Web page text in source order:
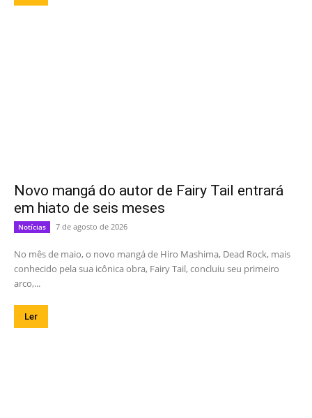
Novo mangá do autor de Fairy Tail entrará
em hiato de seis meses
Notícias 7 de agosto de 2026
No mês de maio, o novo mangá de Hiro Mashima, Dead Rock, mais
conhecido pela sua icônica obra, Fairy Tail, concluiu seu primeiro
arco,...
Ler